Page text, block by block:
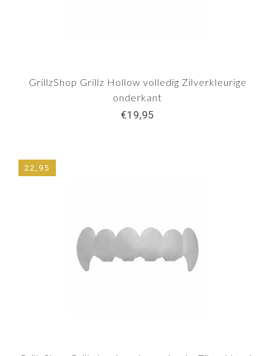
GrillzShop Grillz Hollow volledig Zilverkleurige
onderkant
€19,95
22,95